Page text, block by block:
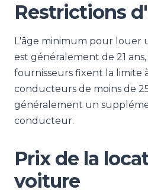
Restrictions
L'âge minimum pour louer
est généralement de 21
fournisseurs fixent la limite
conducteurs de moins de
généralement un
conducteur.
Prix de la
voiture